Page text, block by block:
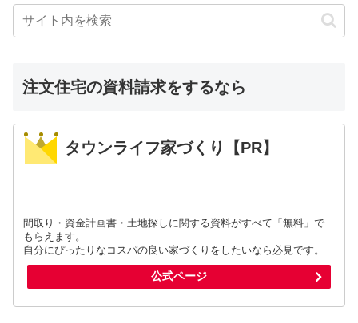
注文住宅の資料請求をするなら
タウンライフ家づくり【PR】
間取り・資金計画書・土地探しに関する資料がすべて「無料」で
もらえます。
自分にぴったりなコスパの良い家づくりをしたいなら必見です。
公式ページ